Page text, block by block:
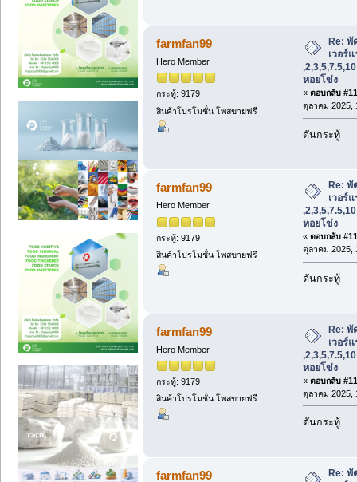
farmfan99
Hero Member
กระทู้: 9179
สินค้าโปรโมชั่น โพสขายฟรี
Re: พั
เวอร์
หอยโข่ง
« ตอบกลับ
ตุลาคม 2025,
ดันกระทู้
farmfan99
Hero Member
กระทู้: 9179
สินค้าโปรโมชั่น โพสขายฟรี
Re: พั
เวอร์
หอยโข่ง
« ตอบกลับ
ตุลาคม 2025,
ดันกระทู้
farmfan99
Hero Member
กระทู้: 9179
สินค้าโปรโมชั่น โพสขายฟรี
Re: พั
เวอร์
หอยโข่ง
« ตอบกลับ
ตุลาคม 2025,
ดันกระทู้
farmfan99
Re: พั